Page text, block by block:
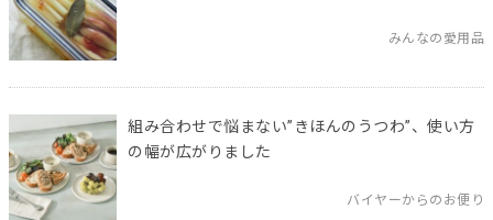
みんなの愛用品
組み合わせで悩まない”きほんのうつわ”、使い方
の幅が広がりました
バイヤーからのお便り